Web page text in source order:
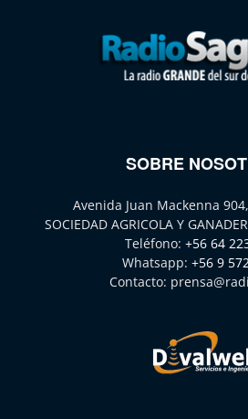
SOBRE
Avenida Juan Mackenna
SOCIEDAD AGRICOLA Y
Teléfono: +56 64
Whatsapp: +56 9
Contacto: